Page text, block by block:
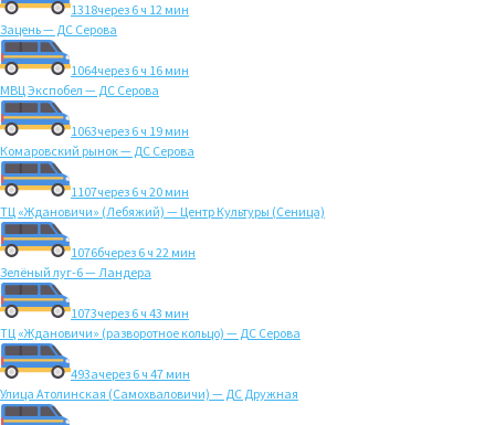
1318через 6 ч 12 мин
Зацень — ДС Серова
1064через 6 ч 16 мин
МВЦ Экспобел — ДС Серова
1063через 6 ч 19 мин
Комаровский рынок — ДС Серова
1107через 6 ч 20 мин
ТЦ «Ждановичи» (Лебяжий) — Центр Культуры (Сеница)
1076бчерез 6 ч 22 мин
Зелёный луг-6 — Ландера
1073через 6 ч 43 мин
ТЦ «Ждановичи» (разворотное кольцо) — ДС Серова
493ачерез 6 ч 47 мин
Улица Атолинская (Самохваловичи) — ДС Дружная